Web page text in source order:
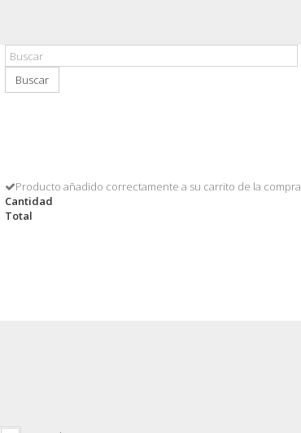
Buscar
Producto añadido correctamente a su carrito de la compra
Cantidad
Total